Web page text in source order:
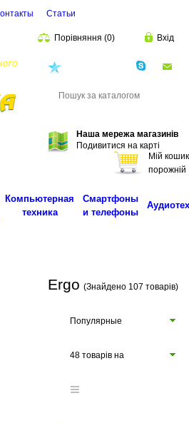
Cтатьи
Порівняння (0) Вхід
Наша мережа магазинів
Подивитися на карті
Мій кошик
порожній
Компьютерная
техника
Смартфоны
и телефоны
Ergo (Знайдено 107 товарів)
Популярные
48 товарів на